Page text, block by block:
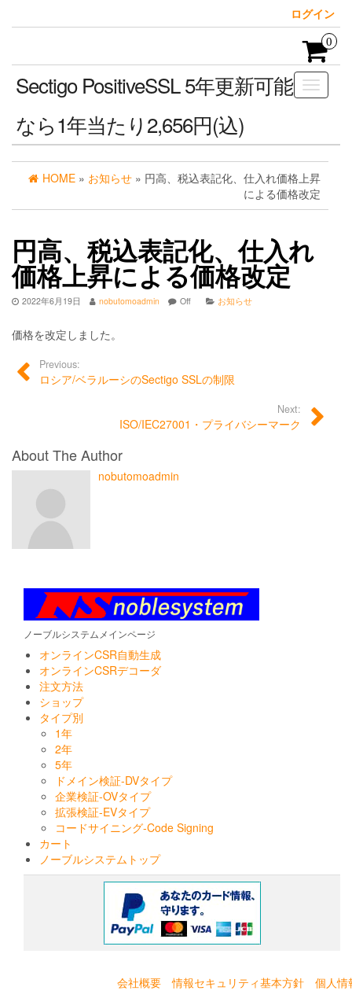
ログイン
0
ナ
ビ
シ
ョ
ン
を
切
え
Sectigo PositiveSSL 5年更新可能
なら1年当たり2,656円(込)
HOME » お知らせ » 円高、税込表記化、仕入れ価格上昇
による価格改定
円高、税込表記化、仕入れ
価格上昇による価格改定
2022年6月19日 nobutomoadmin Off お知らせ
価格を改定しました。
Previous:
ロシア/ベラルーシのSectigo SSLの制限
Next:
ISO/IEC27001・プライバシーマーク
About The Author
nobutomoadmin
ノーブルシステムメインページ
オンラインCSR自動生成
オンラインCSRデコーダ
注文方法
ショップ
タイプ別
1年
2年
5年
ドメイン検証-DVタイプ
企業検証-OVタイプ
拡張検証-EVタイプ
コードサイニング-Code Signing
カート
ノーブルシステムトップ
会社概要 情報セキュリティ基本方針 個人情